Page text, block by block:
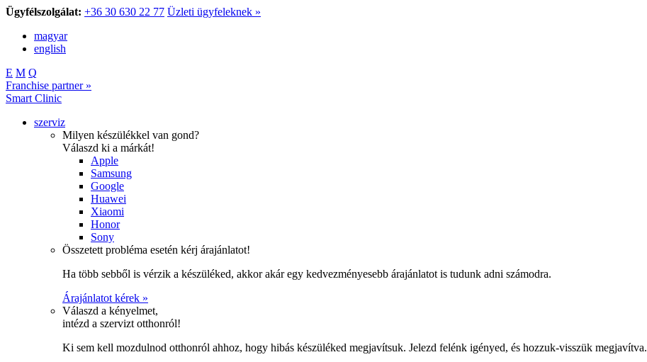
Ügyfélszolgálat: +36 30 630 22 77 Üzleti ügyfeleknek »
magyar
english
E M Q
Franchise partner »
Smart Clinic
szerviz
Milyen készülékkel van gond?
Válaszd ki a márkát!
Apple
Samsung
Google
Huawei
Xiaomi
Honor
Sony
Összetett probléma esetén kérj árajánlatot!
Ha több sebből is vérzik a készüléked, akkor akár egy kedvezményesebb árajánlatot is tudunk adni számodra.
Árajánlatot kérek »
Válaszd a kényelmet,
intézd a szervizt otthonról!
Ki sem kell mozdulnod otthonról ahhoz, hogy hibás készüléked megjavítsuk. Jelezd felénk igényed, és hozzuk-visszük megjavítva.